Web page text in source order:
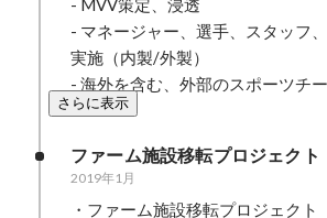
- MVV策定、浸透
- マネージャー、選手、スタッフ
実施（内製/外製）
- 海外を含む、外部のスポーツチ
さらに表示
ファーム施設移転プロジェクト
2019年1月
・ファーム施設移転プロジェクト